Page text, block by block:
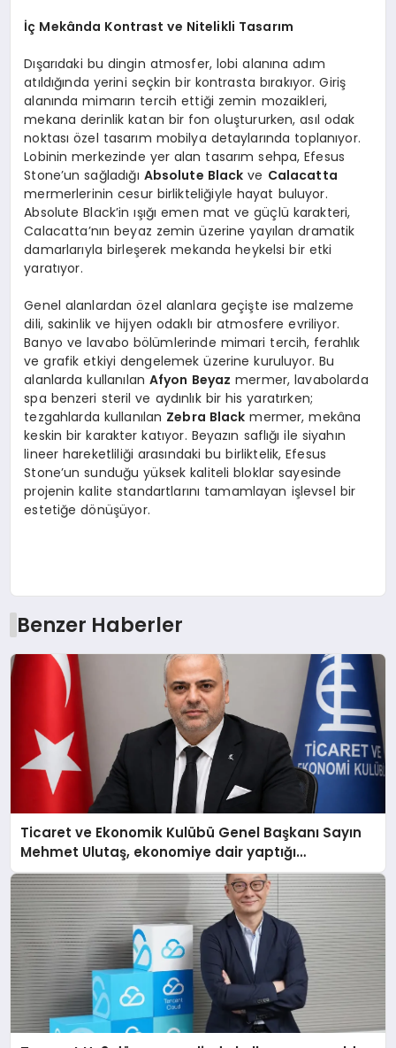
İç Mekânda Kontrast ve Nitelikli Tasarım
Dışarıdaki bu dingin atmosfer, lobi alanına adım
atıldığında yerini seçkin bir kontrasta bırakıyor. Giriş
alanında mimarın tercih ettiği zemin mozaikleri,
mekana derinlik katan bir fon oluştururken, asıl odak
noktası özel tasarım mobilya detaylarında toplanıyor.
Lobinin merkezinde yer alan tasarım sehpa, Efesus
Stone’un sağladığı Absolute Black ve Calacatta
mermerlerinin cesur birlikteliğiyle hayat buluyor.
Absolute Black’in ışığı emen mat ve güçlü karakteri,
Calacatta’nın beyaz zemin üzerine yayılan dramatik
damarlarıyla birleşerek mekanda heykelsi bir etki
yaratıyor.
Genel alanlardan özel alanlara geçişte ise malzeme
dili, sakinlik ve hijyen odaklı bir atmosfere evriliyor.
Banyo ve lavabo bölümlerinde mimari tercih, ferahlık
ve grafik etkiyi dengelemek üzerine kuruluyor. Bu
alanlarda kullanılan Afyon Beyaz mermer, lavabolarda
spa benzeri steril ve aydınlık bir his yaratırken;
tezgahlarda kullanılan Zebra Black mermer, mekâna
keskin bir karakter katıyor. Beyazın saflığı ile siyahın
lineer hareketliliği arasındaki bu birliktelik, Efesus
Stone’un sunduğu yüksek kaliteli bloklar sayesinde
projenin kalite standartlarını tamamlayan işlevsel bir
estetiğe dönüşüyor.
Benzer Haberler
Ticaret ve Ekonomik Kulübü Genel Başkanı Sayın
Mehmet Ulutaş, ekonomiye dair yaptığı
açıklamada şunları kaydetti: